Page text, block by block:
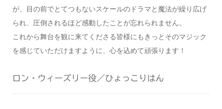
が、目の前でとてつもないスケールのドラマと魔法が繰り広げ
られ、圧倒されるほど感動したことが忘れられません。
これから舞台を観に来てくださる皆様にもきっとそのマジック
を感じていただけますように、心を込めて頑張ります！
ロン・ウィーズリー役／ひょっこりはん